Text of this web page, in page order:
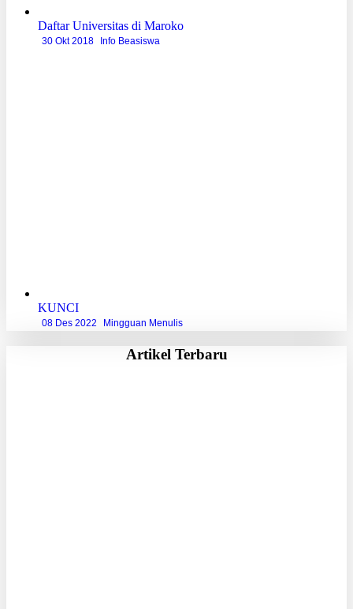
Daftar Universitas di Maroko
30 Okt 2018 Info Beasiswa
KUNCI
08 Des 2022 Mingguan Menulis
Artikel Terbaru